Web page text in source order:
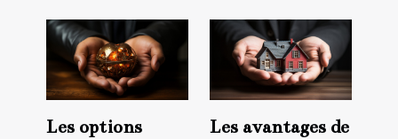
Les options
Les avantages de